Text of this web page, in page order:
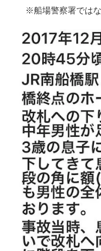
※船場警察署では